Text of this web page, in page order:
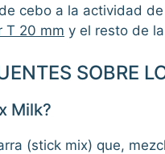
cebo a la actividad
T 20 mm y el resto de
SOBRE
Milk?
(stick mix) que,